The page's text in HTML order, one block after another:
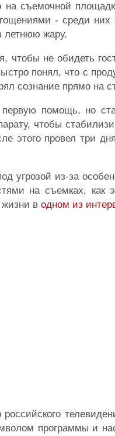
на съемочной
- среди них
летнюю жару.
не обидеть
понял, что с
сознание прямо на
помощь, но
чтобы
этого провел три
угрозой из-за
на съемках, как
в одном из
программы и